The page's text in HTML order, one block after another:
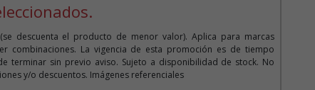
descuenta el producto de menor valor). Aplica para marcas
combinaciones. La vigencia de esta promoción es de tiempo
terminar sin previo aviso. Sujeto a disponibilidad de stock. No
y/o descuentos. Imágenes referenciales